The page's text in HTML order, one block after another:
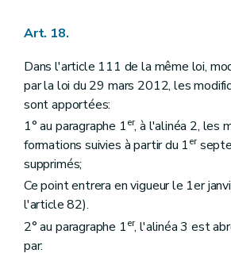
Art. 18.
Dans l'article 111 de la même loi,
par la loi du 29 mars 2012, les
sont apportées:
1° au paragraphe 1er, à l'alinéa 2, les
formations suivies à partir du 1er
supprimés;
Ce point entrera en vigueur le 1er
l'article 82).
2° au paragraphe 1er, l'alinéa 3 est
par: